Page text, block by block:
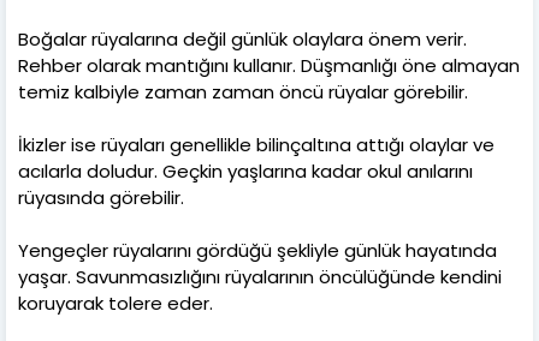
Boğalar rüyalarına değil günlük olaylara önem verir.
Rehber olarak mantığını kullanır. Düşmanlığı öne almayan
temiz kalbiyle zaman zaman öncü rüyalar görebilir.
İkizler ise rüyaları genellikle bilinçaltına attığı olaylar ve
acılarla doludur. Geçkin yaşlarına kadar okul anılarını
rüyasında görebilir.
Yengeçler rüyalarını gördüğü şekliyle günlük hayatında
yaşar. Savunmasızlığını rüyalarının öncülüğünde kendini
koruyarak tolere eder.